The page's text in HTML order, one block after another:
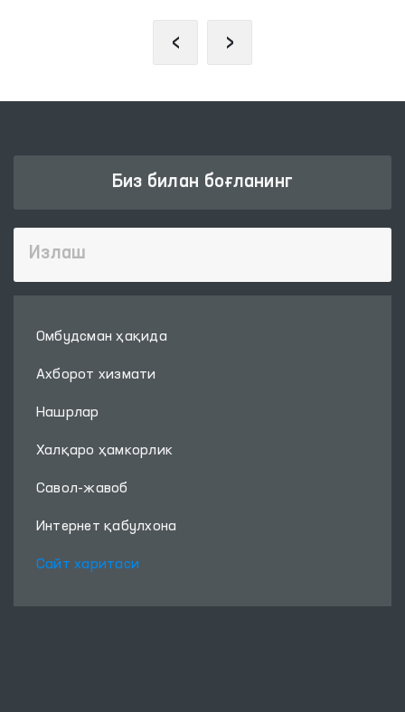
‹ ›
Биз билан боғланинг
Омбудсман ҳақида
Ахборот хизмати
Нашрлар
Халқаро ҳамкорлик
Савол-жавоб
Интернет қабулхона
Сайт харитаси